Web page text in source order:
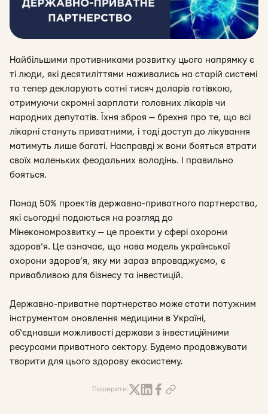
Найбільшими противниками розвитку цього напрямку є
ті люди, які десятиліттями наживались на старій системі
та тепер декларують сотні тисяч доларів готівкою,
отримуючи скромні зарплати головних лікарів чи
народних депутатів. Їхня зброя — брехня про те, що всі
лікарні стануть приватними, і тоді доступ до лікування
матимуть лише багаті. Насправді ж вони бояться втрати
своїх маленьких феодальних володінь. І правильно
бояться.
Понад 50% проектів державно-приватного партнерства,
які сьогодні подаються на розгляд до
Мінекономрозвитку — це проекти у сфері охорони
здоров’я. Це означає, що нова модель української
охорони здоров’я, яку ми зараз впроваджуємо, є
привабливою для бізнесу та інвестицій.
Державно-приватне партнерство може стати потужним
інструментом оновлення медицини в Україні,
об‘єднавши можливості держави з інвестиційними
ресурсами приватного сектору. Будемо продовжувати
творити для цього здорову екосистему.
Поширити: